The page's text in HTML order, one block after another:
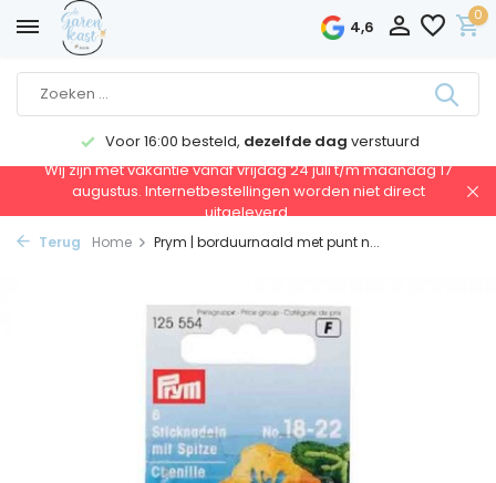
4,6
0
Voor 16:00 besteld, dezelfde dag verstuurd
Wij zijn met vakantie vanaf vrijdag 24 juli t/m maandag 17
augustus. Internetbestellingen worden niet direct
uitgeleverd.
Terug Home Prym | borduurnaald met punt n...